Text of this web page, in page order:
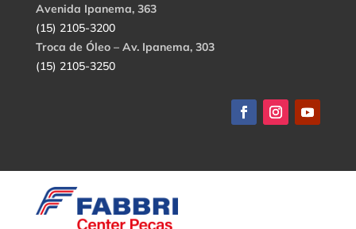
Avenida Ipanema, 363
(15) 2105-3200
Troca de Óleo – Av. Ipanema, 303
(15) 2105-3250